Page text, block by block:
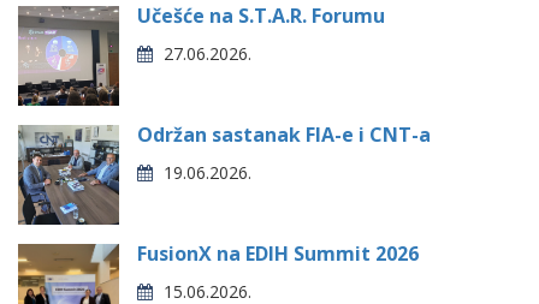
Učešće na S.T.A.R. Forumu
27.06.2026.
Održan sastanak FIA-e i CNT-a
19.06.2026.
FusionX na EDIH Summit 2026
15.06.2026.